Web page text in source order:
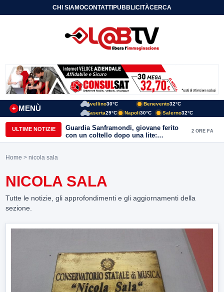
CHI SIAMOCONTATTIPUBBLICITÀCERCA
MENÙ
+
Avellino30°C Benevento32°C
Caserta29°C Napoli30°C Salerno32°C
ULTIME NOTIZIE
Guardia Sanframondi, giovane ferito
con un coltello dopo una lite:
individuato il presunto autore
2 ORE FA
Home > nicola sala
NICOLA SALA
Tutte le notizie, gli approfondimenti e gli aggiornamenti della
sezione.